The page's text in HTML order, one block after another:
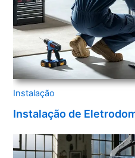
Instalação
Instalação de